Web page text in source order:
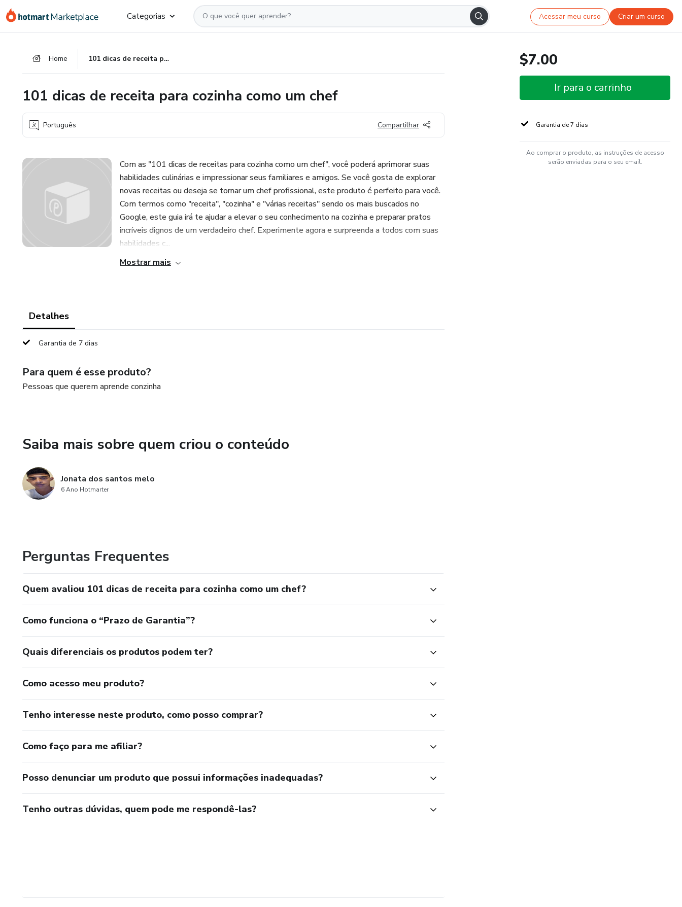
para
para
para
Categorias Acessar meu curso Criar um curso
Home 101 dicas de receita para cozinha como um chef
101 dicas de receita para cozinha como um chef
Português Compartilhar
Com as "101 dicas de receitas para cozinha como um chef", você poderá aprimorar suas
habilidades culinárias e impressionar seus familiares e amigos. Se você gosta de explorar
novas receitas ou deseja se tornar um chef profissional, este produto é perfeito para você.
Com termos como "receita", "cozinha" e "várias receitas" sendo os mais buscados no
Google, este guia irá te ajudar a elevar o seu conhecimento na cozinha e preparar pratos
incríveis dignos de um verdadeiro chef. Experimente agora e surpreenda a todos com suas
habilidades c...
Mostrar mais
Detalhes
Garantia de 7 dias
Para quem é esse produto?
Pessoas que querem aprende conzinha
Saiba mais sobre quem criou o conteúdo
Jonata dos santos melo
6 Ano Hotmarter
Perguntas Frequentes
Quem avaliou 101 dicas de receita para cozinha como um chef?
Como funciona o “Prazo de Garantia”?
Quais diferenciais os produtos podem ter?
Como acesso meu produto?
Tenho interesse neste produto, como posso comprar?
Como faço para me afiliar?
Posso denunciar um produto que possui informações inadequadas?
Tenho outras dúvidas, quem pode me respondê-las?
$7.00
Ir para o carrinho
Garantia de 7 dias
Ao comprar o produto, as instruções de acesso
serão enviadas para o seu email.